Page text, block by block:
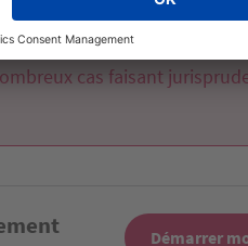
d’éléments tendent à être
cas faisant
Démarrer